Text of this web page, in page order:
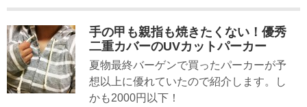
手の甲も親指も焼きたくない！優秀
二重カバーのUVカットパーカー
夏物最終バーゲンで買ったパーカーが予
想以上に優れていたので紹介します。し
かも2000円以下！